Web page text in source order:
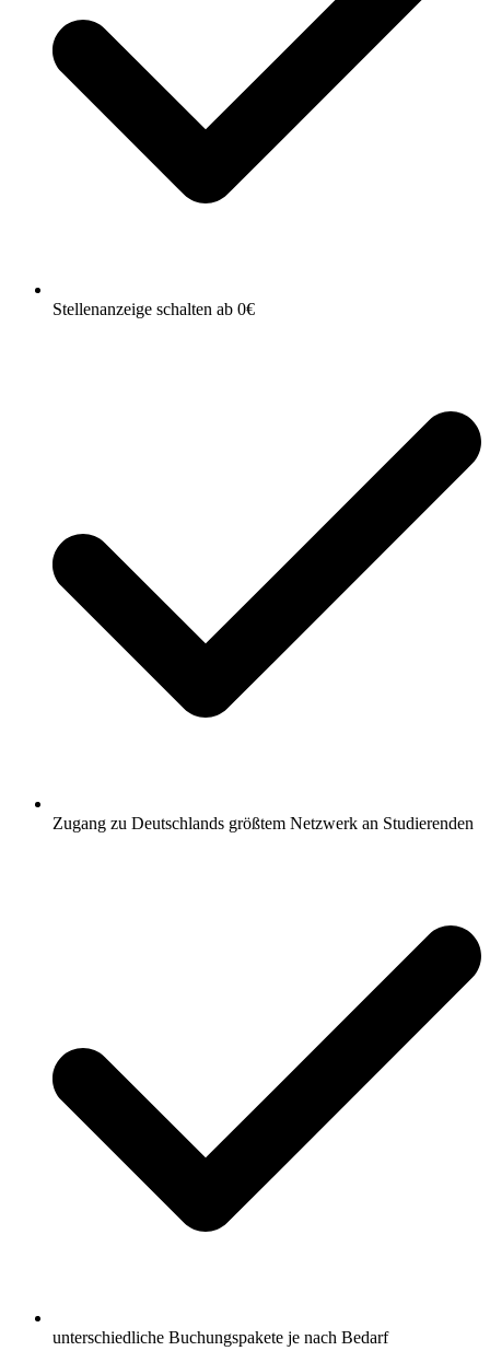
Stellenanzeige schalten ab 0€
Zugang zu Deutschlands größtem Netzwerk an Studierenden
unterschiedliche Buchungspakete je nach Bedarf